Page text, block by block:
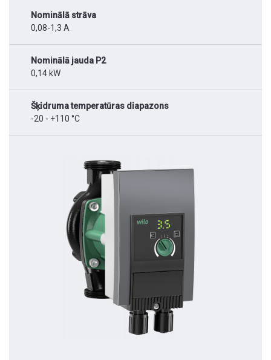
Nominālā strāva
0,08-1,3 A
Nominālā jauda P2
0,14 kW
Šķidruma temperatūras diapazons
-20 - +110 °C